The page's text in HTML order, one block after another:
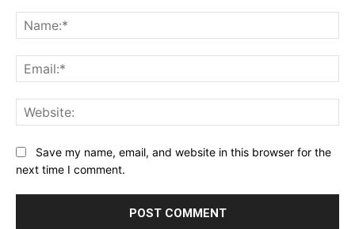
Save my name, email, and website in this browser for the
next time I comment.